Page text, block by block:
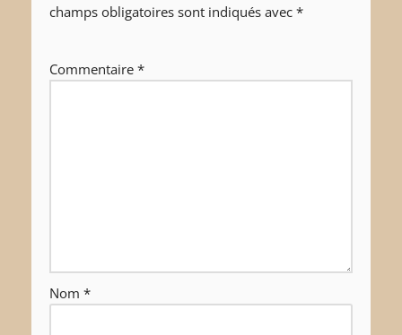
champs obligatoires sont indiqués avec *
Commentaire *
Nom *